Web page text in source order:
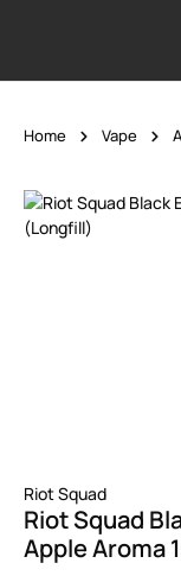
Home Vape
Bildergalerie
Riot Squad
Riot Squad
Apple Aroma